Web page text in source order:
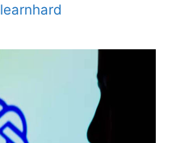
learnhard